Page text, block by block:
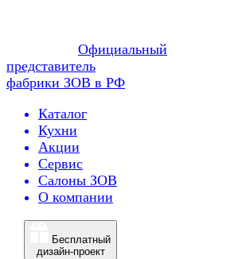
Официальный
представитель
фабрики ЗОВ в РФ
Каталог
Кухни
Акции
Сервис
Салоны ЗОВ
О компании
Бесплатный
дизайн-проект